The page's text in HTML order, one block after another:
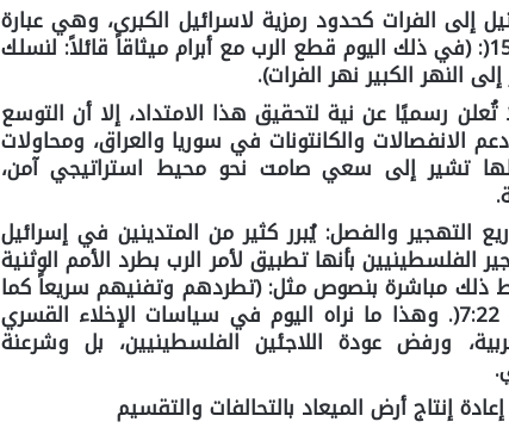
إلى الفرات كحدود رمزية لاسرائيل الكبرى، وهي عبارة
(
:(في ذلك اليوم قطع الرب مع أبرام ميثاقاً قائلاً: لنسلك
الكبير نهر الفرات).
تُعلن رسميًا عن نية لتحقيق هذا الامتداد، إلا أن التوسع
الانفصالات والكانتونات في سوريا والعراق، ومحاولات
تشير إلى سعي صامت نحو محيط استراتيجي آمن،
التهجير والفصل:يُبرر كثير من المتدينين في إسرائيل
بأنها تطبيق لأمر الرب بطرد الأمم الوثنية
ذلك مباشرة بنصوص مثل: (تطردهم وتفنيهم سريعاً كما
قال الرب إلهك لك) (تثنية 7:22(. وهذا ما نراه اليوم في سياسات الإخلاء القسري
ورفض عودة اللاجئين الفلسطينيين، بل وشرعنة
إنتاج أرض الميعاد بالتحالفات والتقسيم